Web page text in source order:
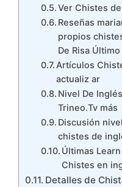
Ver Chistes
Reseñas
propios
De Risa Último
Artículos
actualiz ar
Nivel De
Trineo.Tv más
Discusión
chistes de
Últimas
Chistes en
Detalles de